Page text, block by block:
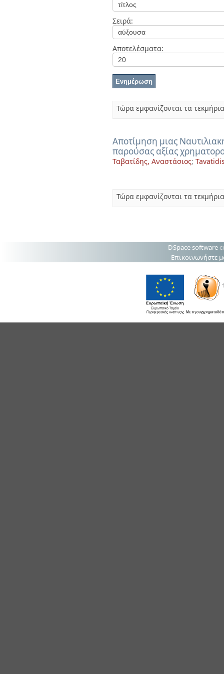
Σειρά:
Αποτελέσματα:
Τώρα εμφανίζονται τα
Αποτίμηση μιας
παρούσας αξίας
Ταβατίδης, Αναστάσιος;
Τώρα εμφανίζονται τα
DSpace software
Επικοινωνήστε